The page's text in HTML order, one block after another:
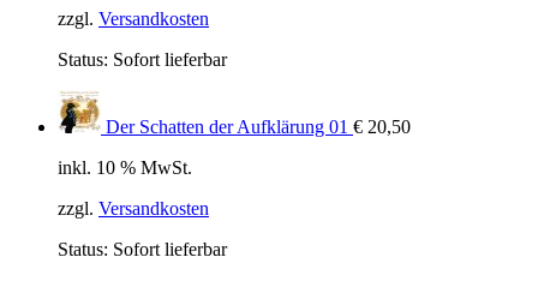
zzgl. Versandkosten
Status: Sofort lieferbar
Der Schatten der Aufklärung 01 € 20,50
inkl. 10 % MwSt.
zzgl. Versandkosten
Status: Sofort lieferbar